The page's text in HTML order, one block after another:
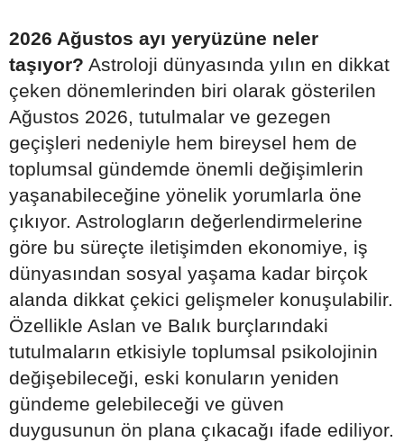
2026 Ağustos ayı yeryüzüne neler
taşıyor? Astroloji dünyasında yılın en dikkat
çeken dönemlerinden biri olarak gösterilen
Ağustos 2026, tutulmalar ve gezegen
geçişleri nedeniyle hem bireysel hem de
toplumsal gündemde önemli değişimlerin
yaşanabileceğine yönelik yorumlarla öne
çıkıyor. Astrologların değerlendirmelerine
göre bu süreçte iletişimden ekonomiye, iş
dünyasından sosyal yaşama kadar birçok
alanda dikkat çekici gelişmeler konuşulabilir.
Özellikle Aslan ve Balık burçlarındaki
tutulmaların etkisiyle toplumsal psikolojinin
değişebileceği, eski konuların yeniden
gündeme gelebileceği ve güven
duygusunun ön plana çıkacağı ifade ediliyor.